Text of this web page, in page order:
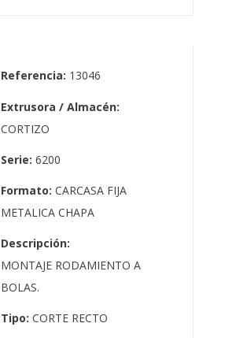
Referencia: 13046
Extrusora / Almacén:
CORTIZO
Serie: 6200
Formato: CARCASA FIJA
METALICA CHAPA
Descripción:
MONTAJE RODAMIENTO A
BOLAS.
Tipo: CORTE RECTO